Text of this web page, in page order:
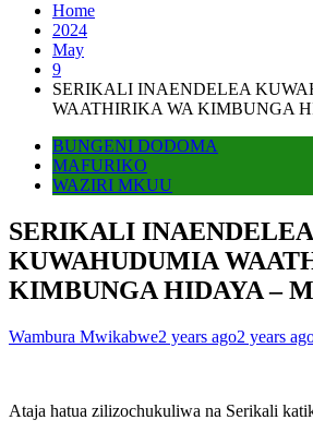
Home
2024
May
9
SERIKALI INAENDELEA
WAATHIRIKA WA KIMBUNGA
BUNGENI DODOMA
MAFURIKO
WAZIRI MKUU
SERIKALI INAENDELEA
KUWAHUDUMIA
KIMBUNGA HIDAYA –
Wambura Mwikabwe2 years ago2 years
Ataja hatua zilizochukuliwa na Serikali